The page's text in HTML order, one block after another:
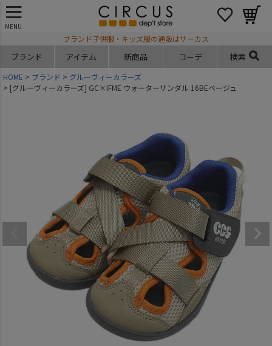
MENU
ブランド子供服・キッズ服の通販はサーカス
ブランド アイテム 新商品 コーデ 検索
HOME ブランド
グルーヴィーカラーズ
[グルーヴィーカラーズ] GC×IFME ウォーターサンダル 16BEベージュ